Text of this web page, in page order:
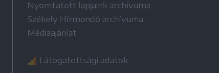
Nyomtatott lapjaink archívuma
Székely Hírmondó archívuma
Médiaajánlat
Látogatottsági adatok